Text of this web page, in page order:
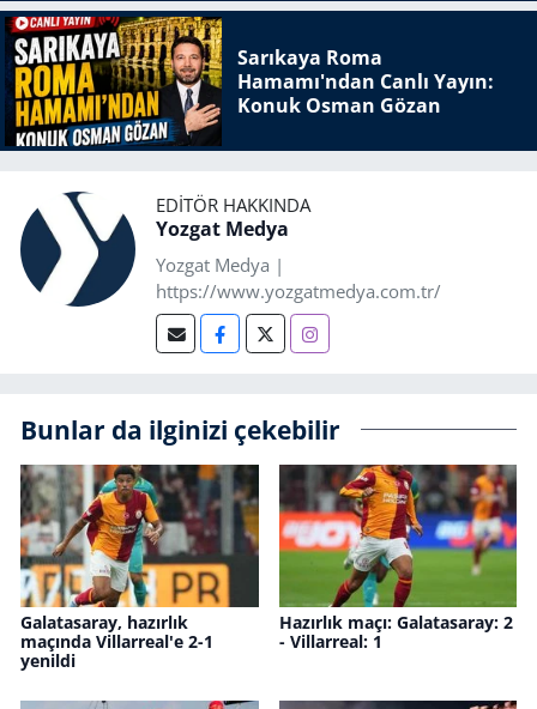
Sarıkaya Roma
Hamamı'ndan Canlı Yayın:
Konuk Osman Gözan
EDITÖR HAKKINDA
Yozgat Medya
Yozgat Medya |
https://www.yozgatmedya.com.tr/
Bunlar da ilginizi çekebilir
Galatasaray, hazırlık
maçında Villarreal'e 2-1
yenildi
Hazırlık maçı: Galatasaray: 2
- Villarreal: 1